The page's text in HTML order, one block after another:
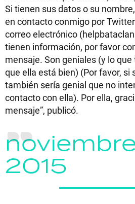
Si tienen sus datos o su
en contacto conmigo por Twitter
correo electrónico (
tienen información, por favor
mensaje. Son geniales (y lo
que ella está bien) (Por favor, si
también sería genial que no
contacto con ella). Por ella,
mensaje”, publicó.
2015